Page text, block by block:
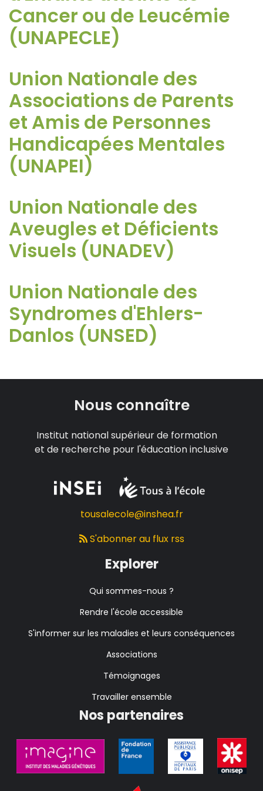
Cancer ou de Leucémie
(UNAPECLE)
Union Nationale des
Associations de Parents
et Amis de Personnes
Handicapées Mentales
(UNAPEI)
Union Nationale des
Aveugles et Déficients
Visuels (UNADEV)
Union Nationale des
Syndromes d'Ehlers-
Danlos (UNSED)
Nous connaître
Institut national supérieur de formation
et de recherche pour l'éducation inclusive
tousalecole@inshea.fr
S'abonner au flux rss
Explorer
Qui sommes-nous ?
Rendre l'école accessible
S'informer sur les maladies et leurs conséquences
Associations
Témoignages
Travailler ensemble
Nos partenaires